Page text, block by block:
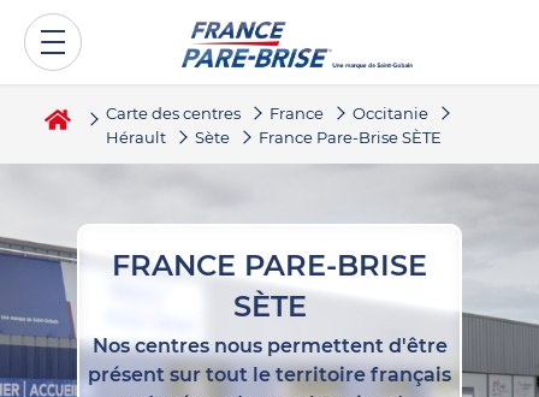
Carte des centres France
Occitanie
Hérault
Sète France Pare-Brise SÈTE
FRANCE PARE-BRISE
SÈTE
Nos centres nous permettent d'être
présent sur tout le territoire français